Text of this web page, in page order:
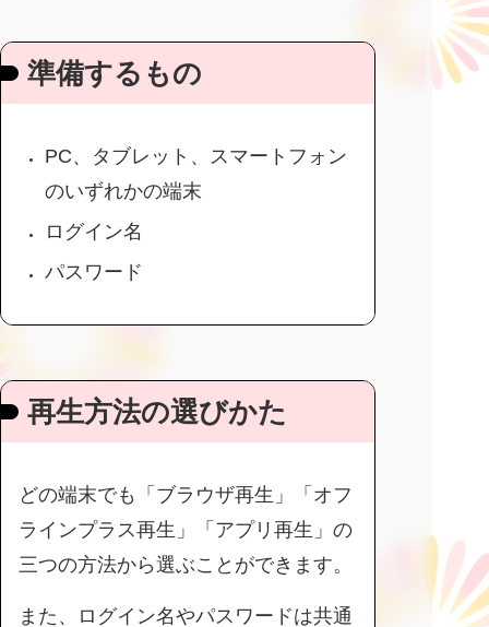
準備するもの
PC、タブレット、スマートフォン
のいずれかの端末
ログイン名
パスワード
再生方法の選びかた
どの端末でも「ブラウザ再生」「オフ
ラインプラス再生」「アプリ再生」の
三つの方法から選ぶことができます。
また、ログイン名やパスワードは共通